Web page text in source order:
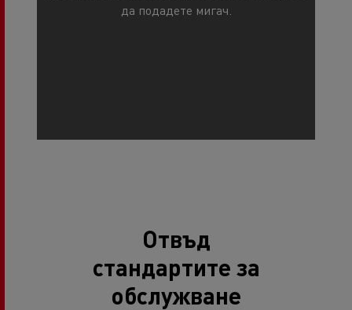
да подадете мигач.
Отвъд
стандартите за
обслужване